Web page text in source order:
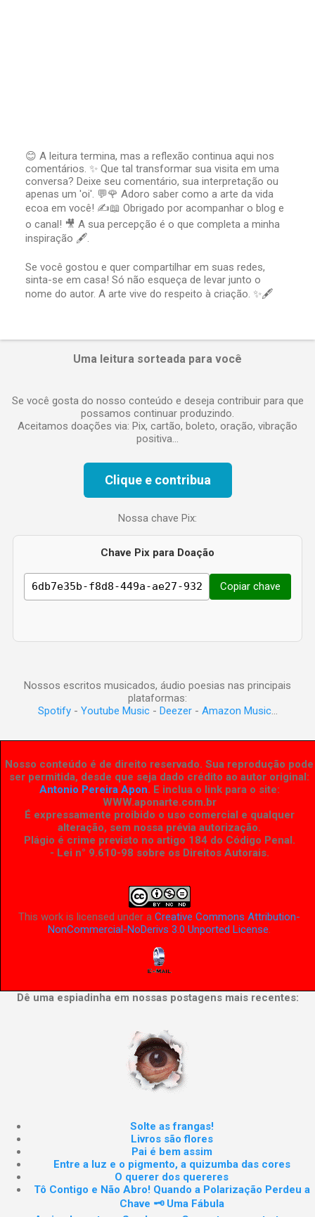
P
o
s
t
a
r
u
c
o
m
😊 A leitura termina, mas a reflexão continua aqui nos
comentários. ✨ Que tal transformar sua visita em uma
conversa? Deixe seu comentário, sua interpretação ou
apenas um 'oi'. 💬🌹 Adoro saber como a arte da vida
ecoa em você! ✍️📖 Obrigado por acompanhar o blog e
o canal! 🎥 A sua percepção é o que completa a minha
inspiração 🖋️.
Se você gostou e quer compartilhar em suas redes,
sinta-se em casa! Só não esqueça de levar junto o
nome do autor. A arte vive do respeito à criação. ✨🖋️
Uma leitura sorteada para você
Se você gosta do nosso conteúdo e deseja contribuir para que
possamos continuar produzindo.
Aceitamos doações via: Pix, cartão, boleto, oração, vibração
positiva...
Clique e contribua
Nossa chave Pix:
Chave Pix para Doação
Copiar chave
Nossos escritos musicados, áudio poesias nas principais
plataformas:
Spotify- Youtube Music- Deezer- Amazon Music...
Nosso conteúdo é de direito reservado. Sua reprodução pode
ser permitida, desde que seja dado crédito ao autor original:
Antonio Pereira Apon. E inclua o link para o site:
WWW.aponarte.com.br
É expressamente proibido o uso comercial e qualquer
alteração, sem nossa prévia autorização.
Plágio é crime previsto no artigo 184 do Código Penal.
- Lei n° 9.610-98 sobre os Direitos Autorais.
This work is licensed under aCreative Commons Attribution-
NonCommercial-NoDerivs 3.0 Unported License.
Dê uma espiadinha em nossas postagens mais recentes:
Solte as frangas!
Livros são flores
Pai é bem assim
Entre a luz e o pigmento, a quizumba das cores
O querer dos quereres
Tô Contigo e Não Abro! Quando a Polarização Perdeu a
Chave 🗝️ Uma Fábula